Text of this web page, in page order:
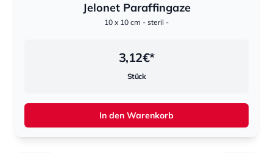
Jelonet Paraffingaze
10 x 10 cm - steril -
3,12€*
Stück
In den Warenkorb